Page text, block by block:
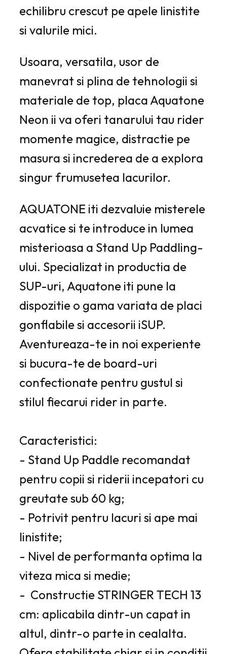
echilibru crescut pe apele linistite
si valurile mici.
Usoara, versatila, usor de
manevrat si plina de tehnologii si
materiale de top, placa Aquatone
Neon ii va oferi tanarului tau rider
momente magice, distractie pe
masura si increderea de a explora
singur frumusetea lacurilor.
AQUATONE iti dezvaluie misterele
acvatice si te introduce in lumea
misterioasa a Stand Up Paddling-
ului. Specializat in productia de
SUP-uri, Aquatone iti pune la
dispozitie o gama variata de placi
gonflabile si accesorii iSUP.
Aventureaza-te in noi experiente
si bucura-te de board-uri
confectionate pentru gustul si
stilul fiecarui rider in parte.
Caracteristici:
- Stand Up Paddle recomandat
pentru copii si riderii incepatori cu
greutate sub 60 kg;
- Potrivit pentru lacuri si ape mai
linistite;
- Nivel de performanta optima la
viteza mica si medie;
- Constructie STRINGER TECH 13
cm: aplicabila dintr-un capat in
altul, dintr-o parte in cealalta.